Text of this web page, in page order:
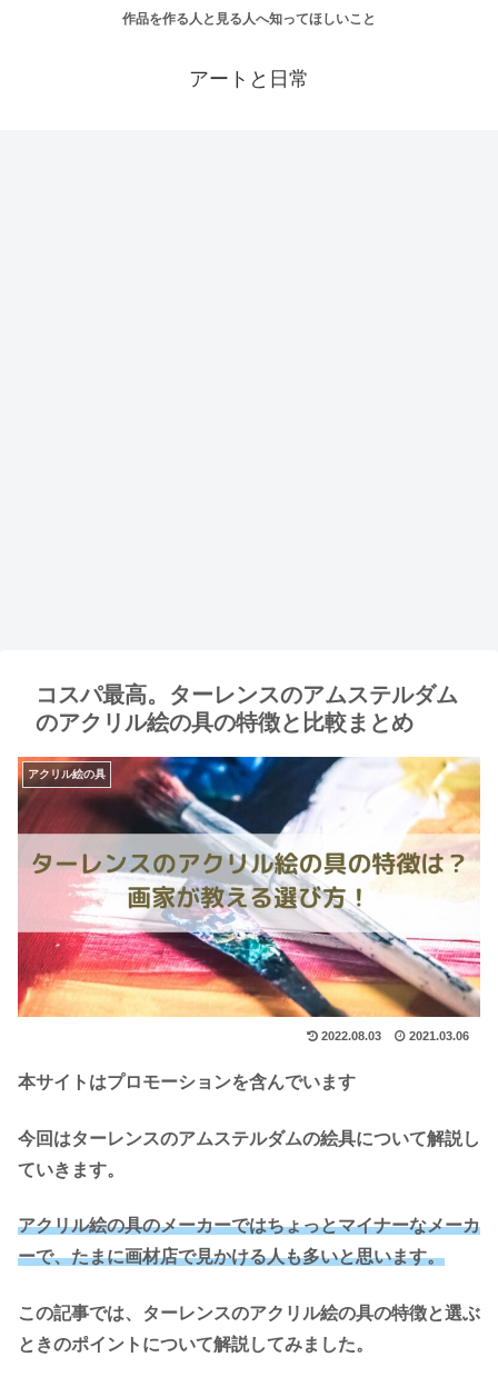
作品を作る人と見る人へ知ってほしいこと
アートと日常
コスパ最高。ターレンスのアムステルダム
のアクリル絵の具の特徴と比較まとめ
アクリル絵の具
2022.08.03 2021.03.06
本サイトはプロモーションを含んでいます
今回はターレンスのアムステルダムの絵具について解説し
ていきます。
アクリル絵の具のメーカーではちょっとマイナーなメーカ
ーで、たまに画材店で見かける人も多いと思います。
この記事では、ターレンスのアクリル絵の具の特徴と選ぶ
ときのポイントについて解説してみました。